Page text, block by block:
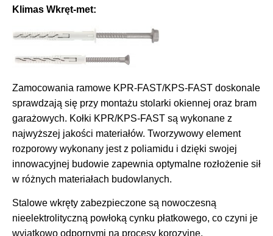
Klimas Wkręt-met:
Zamocowania ramowe KPR-FAST/KPS-FAST doskonale
sprawdzają się przy montażu stolarki okiennej oraz bram
garażowych. Kołki KPR/KPS-FAST są wykonane z
najwyższej jakości materiałów. Tworzywowy element
rozporowy wykonany jest z poliamidu i dzięki swojej
innowacyjnej budowie zapewnia optymalne rozłożenie sił
w różnych materiałach budowlanych.
Stalowe wkręty zabezpieczone są nowoczesną
nieelektrolityczną powłoką cynku płatkowego, co czyni je
wyjątkowo odpornymi na procesy korozyjne.